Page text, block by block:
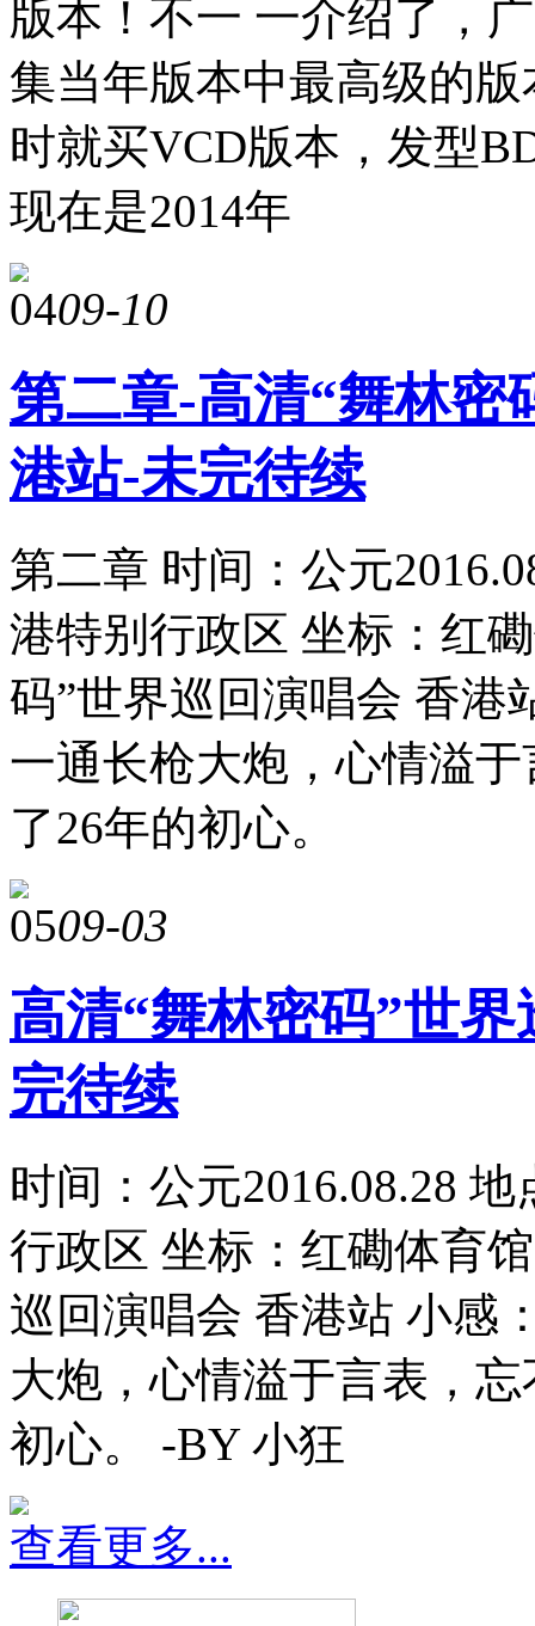
版本！不一 一介绍了，
集当年版本中最高级的
时就买VCD版本，发型
现在是2014年
0409-10
第二章-高清“舞林密
港站-未完待续
第二章 时间：公元
港特别行政区 坐标：红
码”世界巡回演唱会 香港
一通长枪大炮，心情溢
了26年的初心。
0509-03
高清“舞林密码”世
完待续
时间：公元2016.08.28
行政区 坐标：红磡体育
巡回演唱会 香港站 小感
大炮，心情溢于言表，
初心。 -BY 小狂
查看更多...